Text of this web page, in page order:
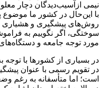
نیمی ازآسیب‌دیدگان دچار
با این‌حال در کشور ما موضوع
روش‌های پیشگیری و هشیاری
سوختگی، اگر نگوییم به
مورد توجه جامعه و
در بسیاری از کشورها با توجه
در تقویم رسمی با عنوان
است؛ اما متأسفانه به رغم